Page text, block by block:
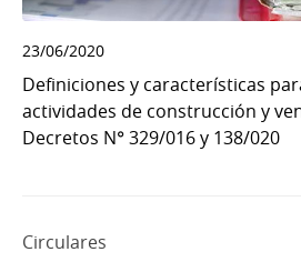
23/06/2020
Definiciones y características
actividades de construcción y
Decretos N° 329/016 y 138/020
Circulares